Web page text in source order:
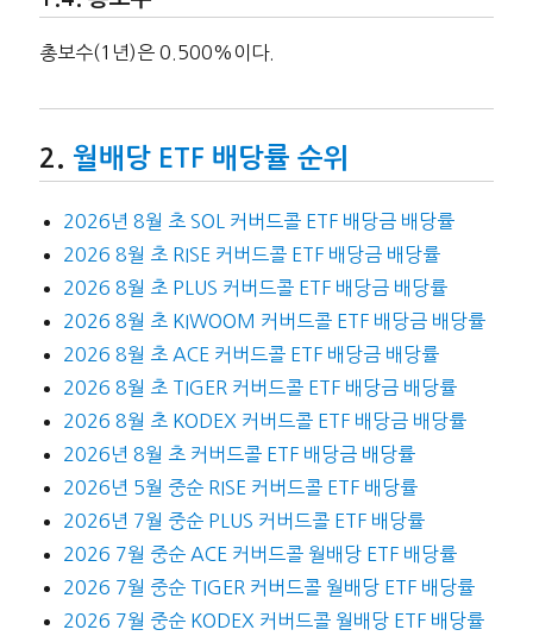
총보수(1년)은 0.500%이다.
월배당 ETF 배당률 순위
2026년 8월 초 SOL 커버드콜 ETF 배당금 배당률
2026 8월 초 RISE 커버드콜 ETF 배당금 배당률
2026 8월 초 PLUS 커버드콜 ETF 배당금 배당률
2026 8월 초 KIWOOM 커버드콜 ETF 배당금 배당률
2026 8월 초 ACE 커버드콜 ETF 배당금 배당률
2026 8월 초 TIGER 커버드콜 ETF 배당금 배당률
2026 8월 초 KODEX 커버드콜 ETF 배당금 배당률
2026년 8월 초 커버드콜 ETF 배당금 배당률
2026년 5월 중순 RISE 커버드콜 ETF 배당률
2026년 7월 중순 PLUS 커버드콜 ETF 배당률
2026 7월 중순 ACE 커버드콜 월배당 ETF 배당률
2026 7월 중순 TIGER 커버드콜 월배당 ETF 배당률
2026 7월 중순 KODEX 커버드콜 월배당 ETF 배당률